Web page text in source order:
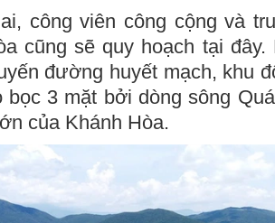
công viên công cộng và
cũng sẽ quy hoạch tại
đường huyết mạch, khu
bọc 3 mặt bởi dòng sông
của Khánh Hòa.